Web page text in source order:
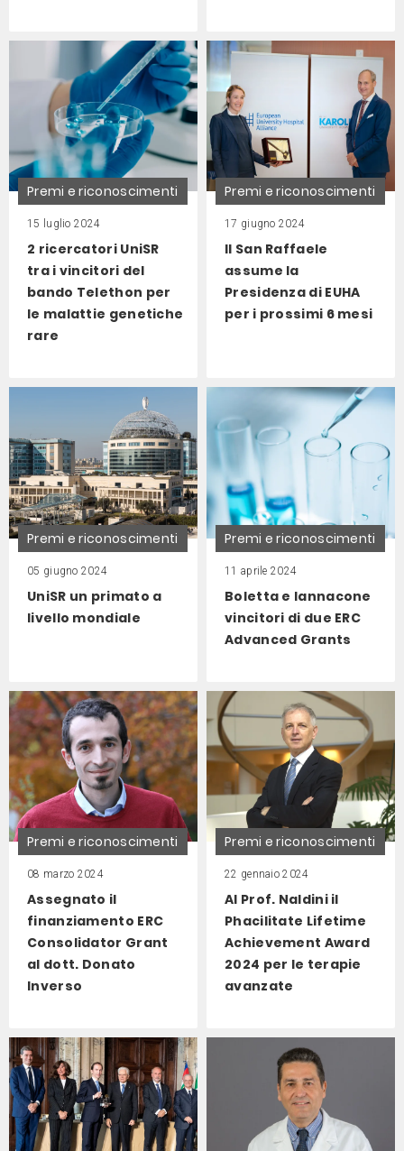
Premi e riconoscimenti
15 luglio 2024
2 ricercatori UniSR
tra i vincitori del
bando Telethon per
le malattie genetiche
rare
Premi e riconoscimenti
17 giugno 2024
Il San Raffaele
assume la
Presidenza di EUHA
per i prossimi 6 mesi
Premi e riconoscimenti
05 giugno 2024
UniSR un primato a
livello mondiale
Premi e riconoscimenti
11 aprile 2024
Boletta e Iannacone
vincitori di due ERC
Advanced Grants
Premi e riconoscimenti
08 marzo 2024
Assegnato il
finanziamento ERC
Consolidator Grant
al dott. Donato
Inverso
Premi e riconoscimenti
22 gennaio 2024
Al Prof. Naldini il
Phacilitate Lifetime
Achievement Award
2024 per le terapie
avanzate